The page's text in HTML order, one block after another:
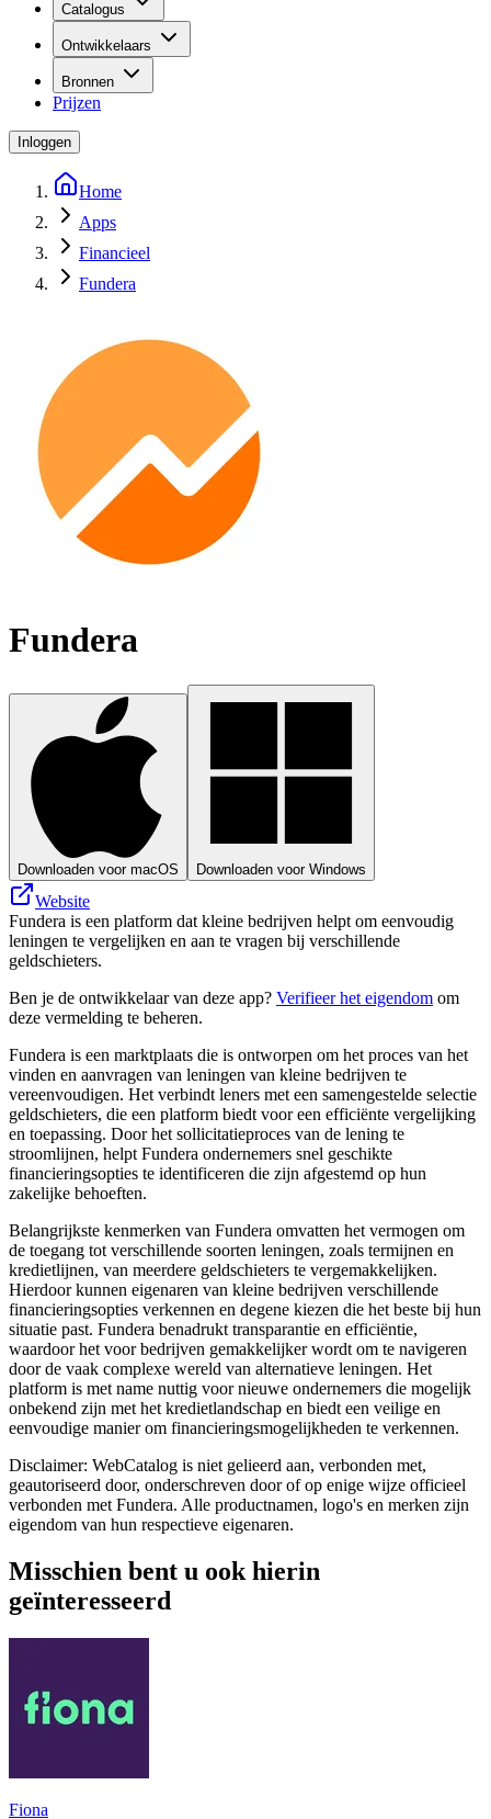
Catalogus
Ontwikkelaars
Bronnen
Prijzen
Inloggen
Home
Apps
Financieel
Fundera
Fundera
Downloaden voor macOS Downloaden voor Windows
Website
Fundera is een platform dat kleine bedrijven helpt om eenvoudig
leningen te vergelijken en aan te vragen bij verschillende
geldschieters.
Ben je de ontwikkelaar van deze app? Verifieer het eigendom om
deze vermelding te beheren.
Fundera is een marktplaats die is ontworpen om het proces van het
vinden en aanvragen van leningen van kleine bedrijven te
vereenvoudigen. Het verbindt leners met een samengestelde selectie
geldschieters, die een platform biedt voor een efficiënte vergelijking
en toepassing. Door het sollicitatieproces van de lening te
stroomlijnen, helpt Fundera ondernemers snel geschikte
financieringsopties te identificeren die zijn afgestemd op hun
zakelijke behoeften.
Belangrijkste kenmerken van Fundera omvatten het vermogen om
de toegang tot verschillende soorten leningen, zoals termijnen en
kredietlijnen, van meerdere geldschieters te vergemakkelijken.
Hierdoor kunnen eigenaren van kleine bedrijven verschillende
financieringsopties verkennen en degene kiezen die het beste bij hun
situatie past. Fundera benadrukt transparantie en efficiëntie,
waardoor het voor bedrijven gemakkelijker wordt om te navigeren
door de vaak complexe wereld van alternatieve leningen. Het
platform is met name nuttig voor nieuwe ondernemers die mogelijk
onbekend zijn met het kredietlandschap en biedt een veilige en
eenvoudige manier om financieringsmogelijkheden te verkennen.
Disclaimer: WebCatalog is niet gelieerd aan, verbonden met,
geautoriseerd door, onderschreven door of op enige wijze officieel
verbonden met Fundera. Alle productnamen, logo's en merken zijn
eigendom van hun respectieve eigenaren.
Misschien bent u ook hierin
geïnteresseerd
Fiona